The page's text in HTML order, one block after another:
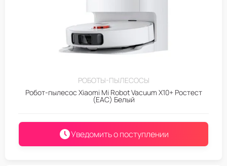
РОБОТЫ-ПЫЛЕСОСЫ
Робот-пылесос Xiaomi Mi Robot Vacuum X10+ Ростест
(EAC) Белый
Уведомить о поступлении